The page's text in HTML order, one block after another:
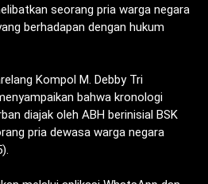
seorang pria warga negara
berhadapan dengan hukum
Kompol M. Debby Tri
bahwa kronologi
diajak oleh ABH berinisial BSK
pria dewasa warga negara